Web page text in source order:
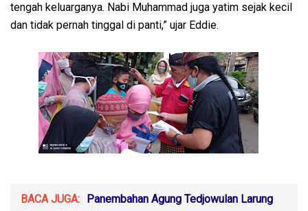
tengah keluarganya. Nabi Muhammad juga yatim sejak kecil
dan tidak pernah tinggal di panti,” ujar Eddie.
BACA JUGA:
Panembahan Agung Tedjowulan Larung